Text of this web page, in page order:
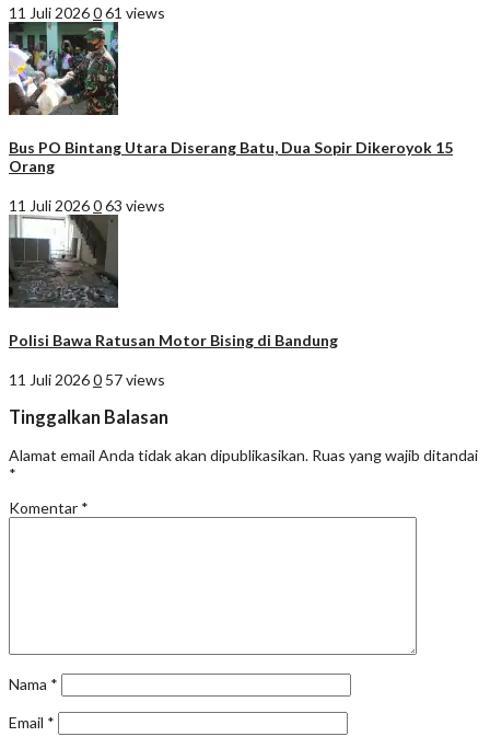
11 Juli 2026061 views
Bus PO Bintang Utara Diserang Batu, Dua Sopir Dikeroyok 15
Orang
11 Juli 2026063 views
Polisi Bawa Ratusan Motor Bising di Bandung
11 Juli 20260 57 views
Tinggalkan Balasan
Alamat email Anda tidak akan dipublikasikan. Ruas yang wajib ditandai
*
Komentar *
Nama *
Email *